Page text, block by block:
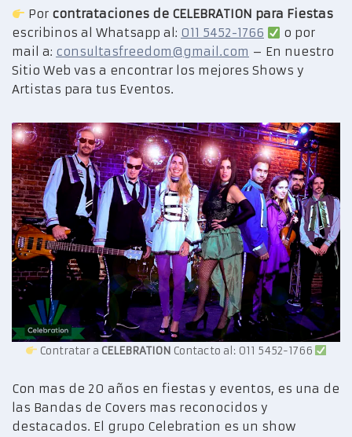
Por contrataciones de CELEBRATION para Fiestas
escribinos al Whatsapp al: 011 5452-1766
o por
mail a: consultasfreedom@gmail.com – En nuestro
Sitio Web vas a encontrar los mejores Shows y
Artistas para tus Eventos.
Contratar a CELEBRATION Contacto al: 011 5452-1766
Con mas de 20 años en fiestas y eventos, es una de
las Bandas de Covers mas reconocidos y
destacados. El grupo Celebration es un show